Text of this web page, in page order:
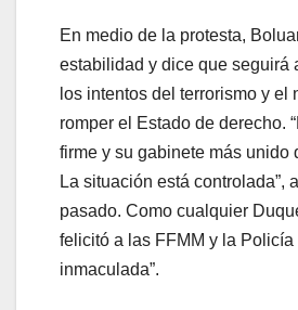
En medio de la protesta,
estabilidad y dice que seguirá
los intentos del terrorismo y el
romper el Estado de derecho.
firme y su gabinete más
La situación está controlada”,
pasado. Como cualquier
felicitó a las FFMM y la Policía
inmaculada”.